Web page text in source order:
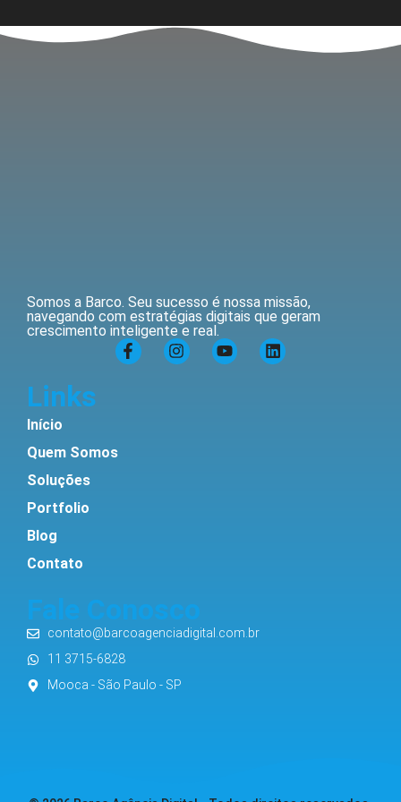
Somos a Barco. Seu sucesso é nossa missão,
navegando com estratégias digitais que geram
crescimento inteligente e real.
Links
Início
Quem Somos
Soluções
Portfolio
Blog
Contato
Fale Conosco
contato@barcoagenciadigital.com.br
11 3715-6828
Mooca - São Paulo - SP